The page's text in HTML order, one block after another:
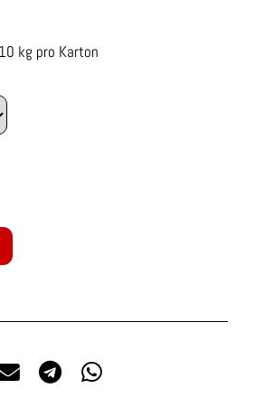
kg pro Karton